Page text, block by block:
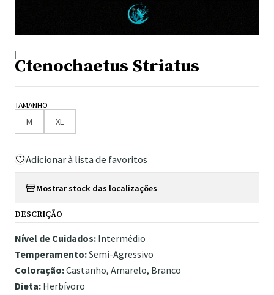
|
Ctenochaetus Striatus
TAMANHO
M XL
Adicionar à lista de favoritos
Mostrar stock das localizações
DESCRIÇÃO
Nível de Cuidados: Intermédio
Temperamento:Semi-Agressivo
Coloração:Castanho, Amarelo, Branco
Dieta: Herbívoro